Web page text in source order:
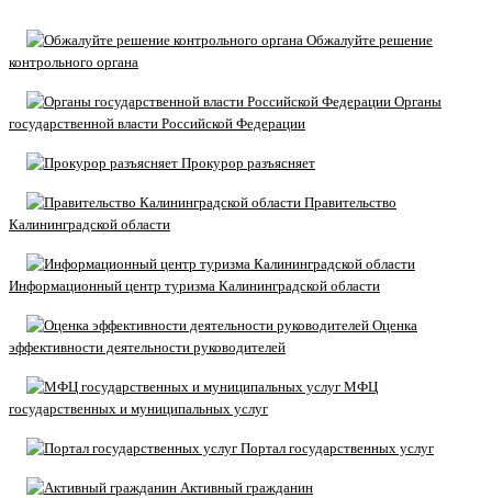
Обжалуйте решение
контрольного органа
Органы
государственной власти Российской Федерации
Прокурор разъясняет
Правительство
Калининградской области
Информационный центр туризма Калининградской области
Оценка
эффективности деятельности руководителей
МФЦ
государственных и муниципальных услуг
Портал государственных услуг
Активный гражданин